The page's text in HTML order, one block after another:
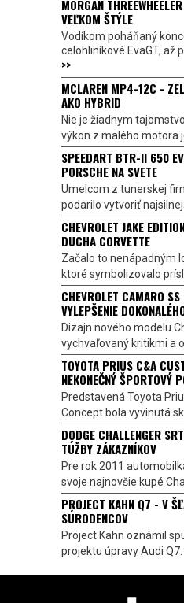
MORGAN
VEĽKOM ŠTÝLE
Vodíkom poháňaný
celohliníkové EvaGT, až
>>
MCLAREN MP4-12C -
AKO HYBRID
Nie je žiadnym
výkon z malého motora
SPEEDART BTR-II 650
PORSCHE NA SVETE
Umelcom z tunerskej
podarilo vytvoriť
CHEVROLET JAKE
DUCHA CORVETTE
Začalo to nenápadným
ktoré symbolizovalo
CHEVROLET CAMARO
VYLEPŠENIE
Dizajn nového modelu
vychvaľovaný kritikmi a
TOYOTA PRIUS C&A
NEKONEČNÝ ŠPORTOVÝ
Predstavená Toyota
Concept bola vyvinutá
DODGE CHALLENGER
TÚŽBY ZÁKAZNÍKOV
Pre rok 2011
svoje najnovšie kupé
PROJECT KAHN Q7 - V
SÚRODENCOV
Project Kahn oznámil
projektu úpravy Audi Q7.